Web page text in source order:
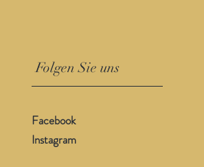
Folgen Sie uns
Facebook
Instagram